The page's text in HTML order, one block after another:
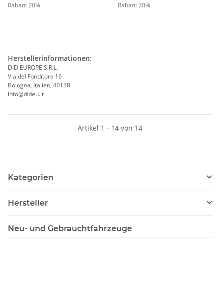
Rabatt:20%
Rabatt:20%
Herstellerinformationen:
DID EUROPE S.R.L.
Via del Fonditore 16
Bologna, Italien, 40138
info@dideu.it
Artikel 1 - 14 von 14
Kategorien
Hersteller
Neu- und Gebrauchtfahrzeuge